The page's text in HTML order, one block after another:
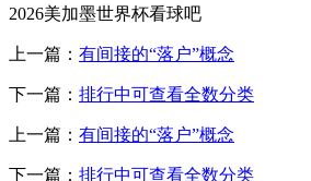
2026美加墨世界杯看球吧
上一篇： 有间接的“落户”概念
下一篇： 排行中可查看全数分类
上一篇： 有间接的“落户”概念
下一篇： 排行中可查看全数分类